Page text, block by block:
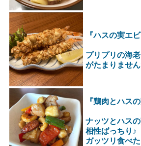
『ハスの実エ
プリプリの海
がたまりませ
『鶏肉とハス
ナッツとハス
相性ばっちり♪
ガッツリ食べ